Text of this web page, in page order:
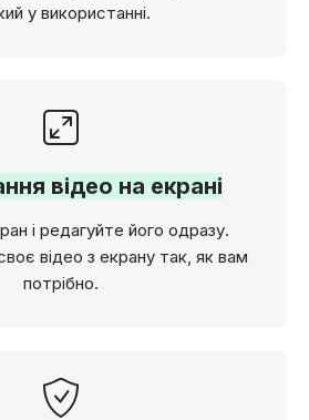
у використанні.
відео на екрані
і редагуйте його одразу.
відео з екрану так, як вам
потрібно.